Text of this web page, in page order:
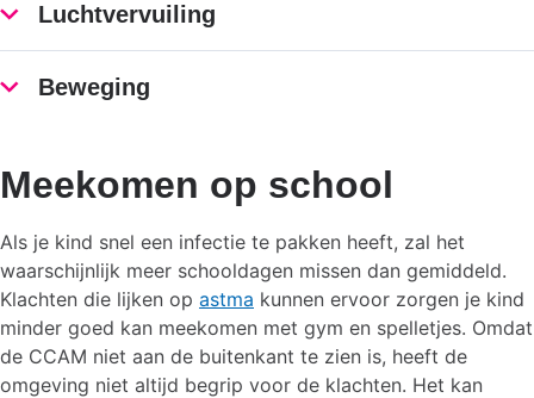
Luchtvervuiling
Beweging
Meekomen op school
Als je kind snel een infectie te pakken heeft, zal het
waarschijnlijk meer schooldagen missen dan gemiddeld.
Klachten die lijken op astma kunnen ervoor zorgen je kind
minder goed kan meekomen met gym en spelletjes. Omdat
de CCAM niet aan de buitenkant te zien is, heeft de
omgeving niet altijd begrip voor de klachten. Het kan